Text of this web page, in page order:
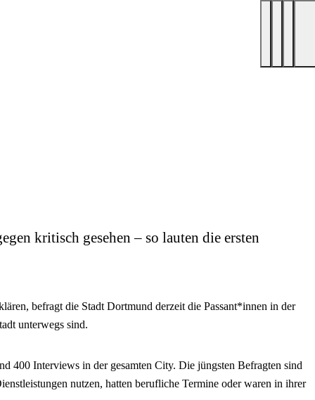
kritisch gesehen – so lauten die ersten
befragt die Stadt Dortmund derzeit die Passant*innen in der
unterwegs sind.
400 Interviews in der gesamten City. Die jüngsten Befragten sind
nutzen, hatten berufliche Termine oder waren in ihrer